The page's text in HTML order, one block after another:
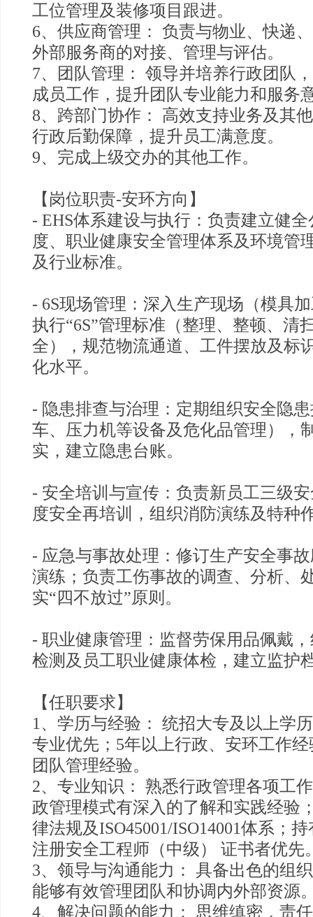
工位管理及装修项目跟进。
6、供应商管理： 负责与物业、快递
外部服务商的对接、管理与评估。
7、团队管理： 领导并培养行政团队
成员工作，提升团队专业能力和服务
8、跨部门协作： 高效支持业务及其
行政后勤保障，提升员工满意度。
9、完成上级交办的其他工作。
【岗位职责-安环方向】
- EHS体系建设与执行：负责建立健
度、职业健康安全管理体系及环境管
及行业标准。
- 6S现场管理：深入生产现场（模具
执行“6S”管理标准（整理、整顿、清
全），规范物流通道、工件摆放及标
化水平。
- 隐患排查与治理：定期组织安全隐
车、压力机等设备及危化品管理），
实，建立隐患台账。
- 安全培训与宣传：负责新员工三级
度安全再培训，组织消防演练及特种
- 应急与事故处理：修订生产安全事
演练；负责工伤事故的调查、分析、
实“四不放过”原则。
- 职业健康管理：监督劳保用品佩戴
检测及员工职业健康体检，建立监护
【任职要求】
1、学历与经验： 统招大专及以上学
专业优先；5年以上行政、安环工作
团队管理经验。
2、专业知识： 熟悉行政管理各项工
政管理模式有深入的了解和实践经验
律法规及ISO45001/ISO14001体系；
注册安全工程师（中级） 证书者优先
3、领导与沟通能力： 具备出色的组
能够有效管理团队和协调内外部资源
4、解决问题的能力： 思维缜密，责